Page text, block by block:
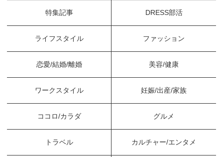
特集記事 DRESS部活
ライフスタイル ファッション
恋愛/結婚/離婚 美容/健康
ワークスタイル 妊娠/出産/家族
ココロ/カラダ グルメ
トラベル カルチャー/エンタメ